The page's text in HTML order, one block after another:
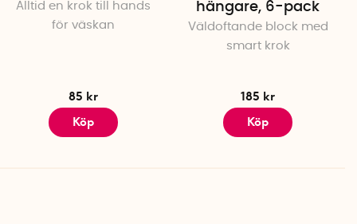
(36,5 cm åt båda hållen, från mitten av fästet.)
Alltid en krok till hands
för väskan
85 kr
Köp
hängare, 6-pack
Väldoftande block med
smart krok
185 kr
Köp